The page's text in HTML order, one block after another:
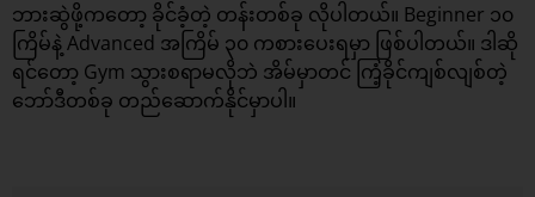
ဘားဆွဲဖို့ကတော့ ခိုင်ခံ့တဲ့ တန်းတစ်ခု လိုပါတယ်။ Beginner ၁၀
ကြိမ်နဲ့ Advanced အကြိမ် ၃၀ ကစားပေးရမှာ ဖြစ်ပါတယ်။ ဒါဆို
ရင်တော့ Gym သွားစရာမလိုဘဲ အိမ်မှာတင် ကြံ့ခိုင်ကျစ်လျစ်တဲ့
ဘော်ဒီတစ်ခု တည်ဆောက်နိုင်မှာပါ။